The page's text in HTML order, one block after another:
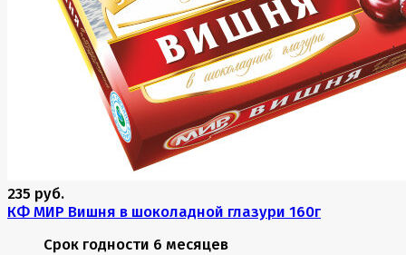
235 руб.
КФ МИР Вишня в шоколадной глазури 160г
Срок годности 6 месяцев